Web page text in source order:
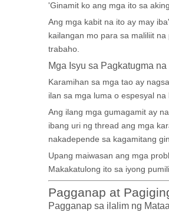
'Ginamit ko ang mga ito sa
Ang mga kabit na ito ay may
kailangan mo para sa maliliit
trabaho.
Mga Isyu sa Pagkatugma
Karamihan sa mga tao ay
ilan sa mga luma o espesyal
Ang ilang mga gumagamit ay
ibang uri ng thread ang mga
nakadepende sa kagamitang
Upang maiwasan ang mga
Makakatulong ito sa iyong
Pagganap at
Pagganap sa ilalim ng